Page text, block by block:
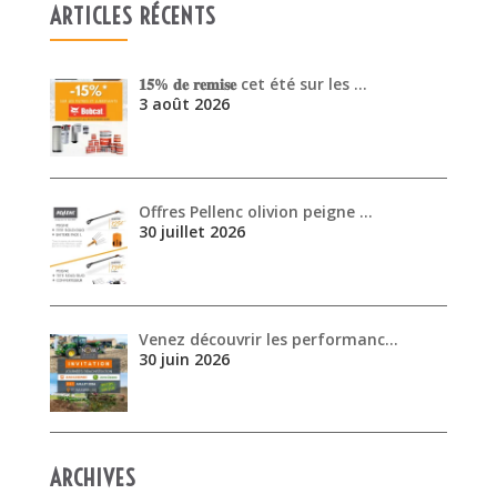
ARTICLES RÉCENTS
𝟏𝟓% 𝐝𝐞 𝐫𝐞𝐦𝐢𝐬𝐞 cet été sur les …
3 août 2026
Offres Pellenc olivion peigne …
30 juillet 2026
Venez découvrir les performanc…
30 juin 2026
ARCHIVES